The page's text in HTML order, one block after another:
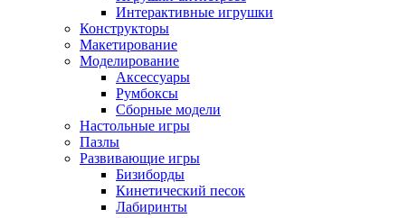
Интерактивные игрушки
Конструкторы
Макетирование
Моделирование
Аксессуары
Румбоксы
Сборные модели
Настольные игры
Пазлы
Развивающие игры
Бизиборды
Кинетический песок
Лабиринты